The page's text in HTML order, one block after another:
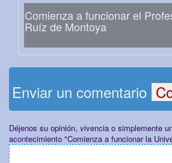
Comienza a funcionar el
Ruíz de Montoya
Enviar un comentario
Déjenos su opinión, vivencia o simplemente
acontecimiento "Comienza a funcionar la